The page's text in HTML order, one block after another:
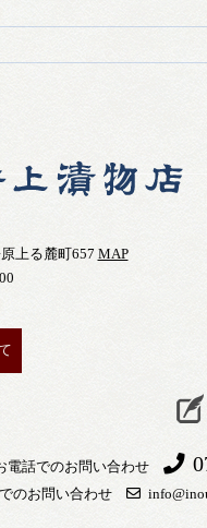
上る麓町657 MAP
電話でのお問い合わせ
のお問い合わせ